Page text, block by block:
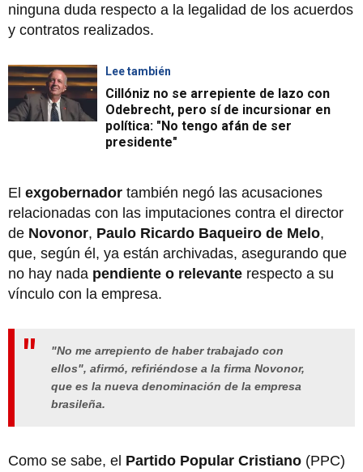
ninguna duda respecto a la legalidad de los acuerdos
y contratos realizados.
Lee también
Cillóniz no se arrepiente de lazo con
Odebrecht, pero sí de incursionar en
política: "No tengo afán de ser
presidente"
El exgobernador también negó las acusaciones
relacionadas con las imputaciones contra el director
de Novonor, Paulo Ricardo Baqueiro de Melo,
que, según él, ya están archivadas, asegurando que
no hay nada pendiente o relevante respecto a su
vínculo con la empresa.
"No me arrepiento de haber trabajado con
ellos", afirmó, refiriéndose a la firma Novonor,
que es la nueva denominación de la empresa
brasileña.
Como se sabe, el Partido Popular Cristiano (PPC)